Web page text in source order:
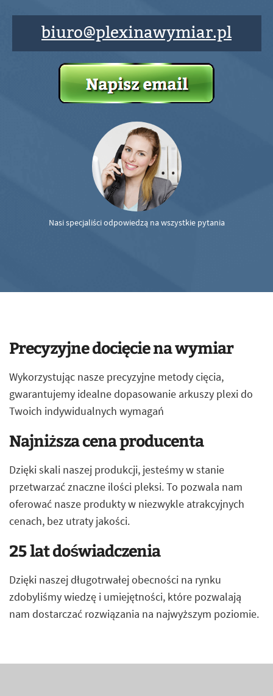
biuro@plexinawymiar.pl
Nasi specjaliści odpowiedzą na wszystkie pytania
Precyzyjne docięcie na wymiar
Wykorzystując nasze precyzyjne metody cięcia,
gwarantujemy idealne dopasowanie arkuszy plexi do
Twoich indywidualnych wymagań
Najniższa cena producenta
Dzięki skali naszej produkcji, jesteśmy w stanie
przetwarzać znaczne ilości pleksi. To pozwala nam
oferować nasze produkty w niezwykle atrakcyjnych
cenach, bez utraty jakości.
25 lat doświadczenia
Dzięki naszej długotrwałej obecności na rynku
zdobyliśmy wiedzę i umiejętności, które pozwalają
nam dostarczać rozwiązania na najwyższym poziomie.